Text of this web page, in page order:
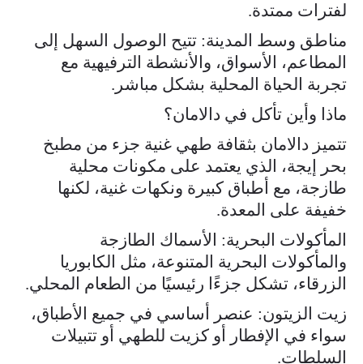
لفترات ممتدة.
مناطق وسط المدينة: تتيح الوصول السهل إلى
المطاعم، الأسواق، والأنشطة الترفيهية مع
تجربة الحياة المحلية بشكل مباشر.
ماذا وأين تأكل في دالامان؟
تتميز دالامان بثقافة طهي غنية جزء من مطبخ
بحر إيجة، الذي يعتمد على مكونات محلية
طازجة، مع أطباق كبيرة ونكهات غنية، لكنها
خفيفة على المعدة.
المأكولات البحرية: الأسماك الطازجة
والمأكولات البحرية المتنوعة، مثل الكابوريا
الزرقاء، تشكل جزءًا رئيسيًا من الطعام المحلي.
زيت الزيتون: عنصر أساسي في جميع الأطباق،
سواء في الإفطار أو كزيت للطهي أو تتبيلات
السلطات.